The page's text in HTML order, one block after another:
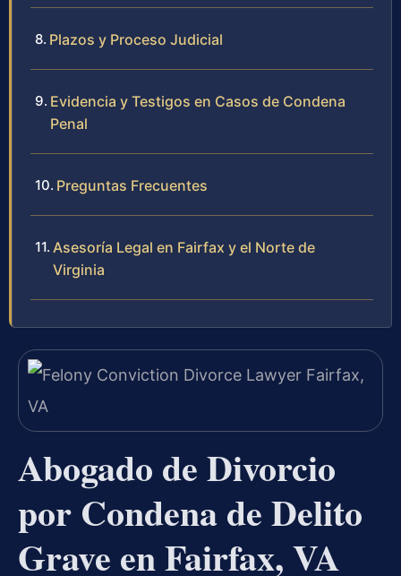
Plazos y Proceso Judicial
Evidencia y Testigos en Casos de Condena
Penal
Preguntas Frecuentes
Asesoría Legal en Fairfax y el Norte de
Virginia
Abogado de Divorcio
por Condena de Delito
Grave en Fairfax, VA